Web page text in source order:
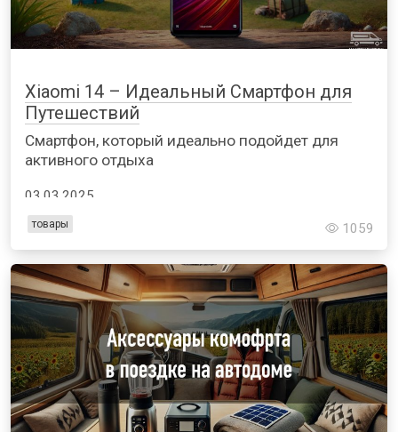
Xiaomi 14 – Идеальный Смартфон для
Путешествий
Смартфон, который идеально подойдет для
активного отдыха
03.03.2025
товары 1059